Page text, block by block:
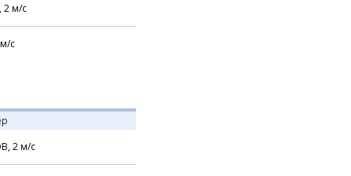
2м/с
м/с
2м/с